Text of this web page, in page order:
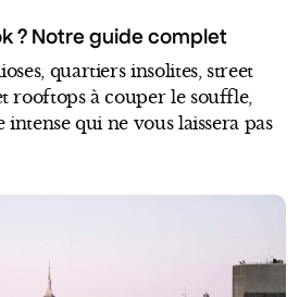
? Notre guide complet
quartiers insolites, street
rooftops à couper le souffle,
qui ne vous laissera pas